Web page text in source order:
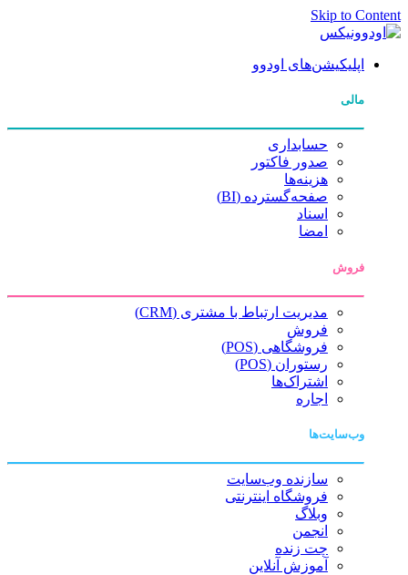
Skip to Content
اپلیکیشن‌های اودوو
مالی
حسابداری
صدور فاکتور
هزینه‌ها
صفحه‌گسترده (BI)
اسناد
امضا
فروش
مدیریت ارتباط با مشتری (CRM)
فروش
فروشگاهی (POS)
رستوران (POS)
اشتراک‌ها
اجاره
وب‌سایت‌ها
سازنده وب‌سایت
فروشگاه اینترنتی
وبلاگ
انجمن
چت زنده
آموزش آنلاین